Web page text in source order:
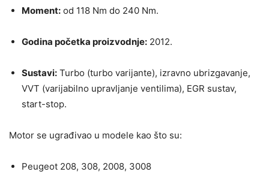
Moment: od 118 Nm do 240 Nm.
Godina početka proizvodnje: 2012.
Sustavi: Turbo (turbo varijante), izravno ubrizgavanje,
VVT (varijabilno upravljanje ventilima), EGR sustav,
start-stop.
Motor se ugrađivao u modele kao što su:
Peugeot 208, 308, 2008, 3008